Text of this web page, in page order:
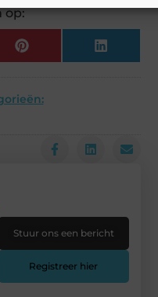
op:
Pinterest LinkedIn
Stuur ons een bericht
Registreer hier